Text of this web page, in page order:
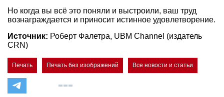
Но когда вы всё это поняли и выстроили, ваш труд
вознаграждается и приносит истинное удовлетворение.
Источник: Роберт Фалетра, UBM Channel (издатель
CRN)
Печать Печать без изображений Все новости и статьи